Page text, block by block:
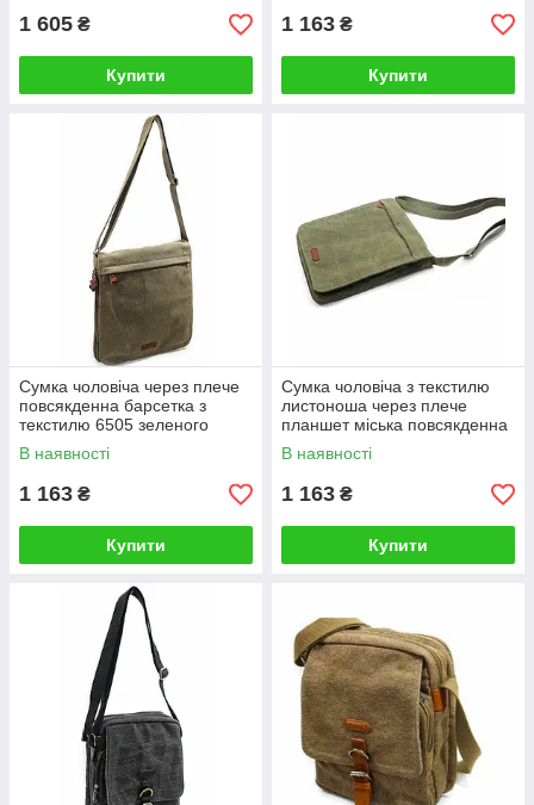
1 605 ₴
Купити
1 163 ₴
Купити
Сумка чоловіча через плече
повсякденна барсетка з
текстилю 6505 зеленого
кольору
В наявності
1 163 ₴
Купити
Сумка чоловіча з текстилю
листоноша через плече
планшет міська повсякденна
6505
В наявності
1 163 ₴
Купити